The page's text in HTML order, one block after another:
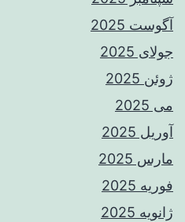
آگوست 2025
جولای 2025
ژوئن 2025
می 2025
آوریل 2025
مارس 2025
فوریه 2025
ژانویه 2025